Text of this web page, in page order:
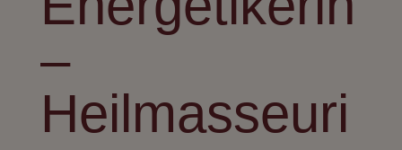
–
Heilmasseuri